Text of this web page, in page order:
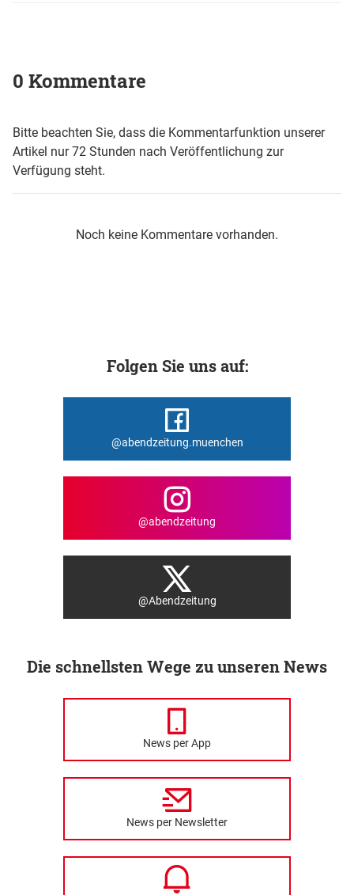
0 Kommentare
Bitte beachten Sie, dass die Kommentarfunktion unserer
Artikel nur 72 Stunden nach Veröffentlichung zur
Verfügung steht.
Noch keine Kommentare vorhanden.
Folgen Sie uns auf:
@abendzeitung.muenchen
@abendzeitung
@Abendzeitung
Die schnellsten Wege zu unseren News
News per App
News per Newsletter